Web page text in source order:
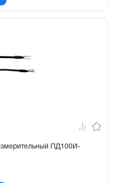
ПД100И-